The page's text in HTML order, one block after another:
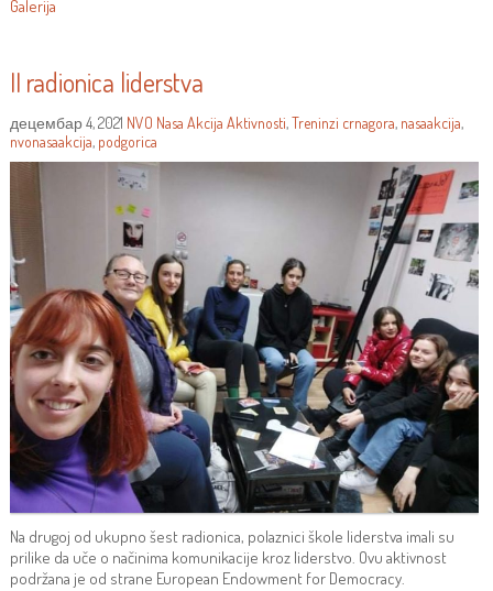
Galerija
II radionica liderstva
децембар 4, 2021 NVO Nasa Akcija Aktivnosti,Treninzi crnagora, nasaakcija,
nvonasaakcija, podgorica
Na drugoj od ukupno šest radionica, polaznici škole liderstva imali su
prilike da uče o načinima komunikacije kroz liderstvo. Ovu aktivnost
podržana je od strane European Endowment for Democracy.